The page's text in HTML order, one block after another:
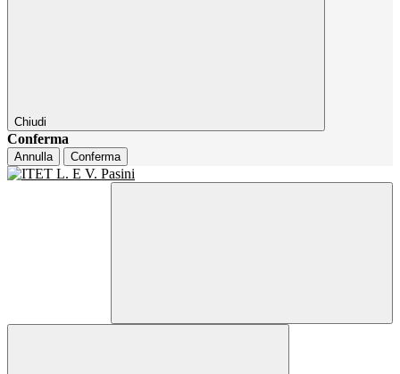
Chiudi
Conferma
Annulla Conferma